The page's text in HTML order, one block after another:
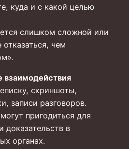
куда и с какой целью
слишком сложной или
чем
взаимодействия
скриншоты,
записи разговоров.
пригодиться для
доказательств в
органах.